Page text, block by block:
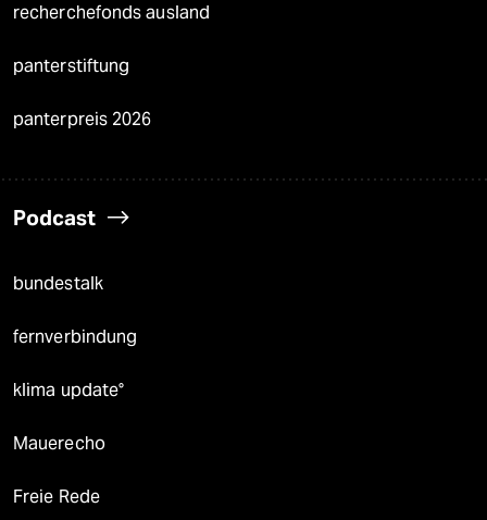
recherchefonds ausland
panterstiftung
panterpreis 2026
Podcast
bundestalk
fernverbindung
klima update°
Mauerecho
Freie Rede